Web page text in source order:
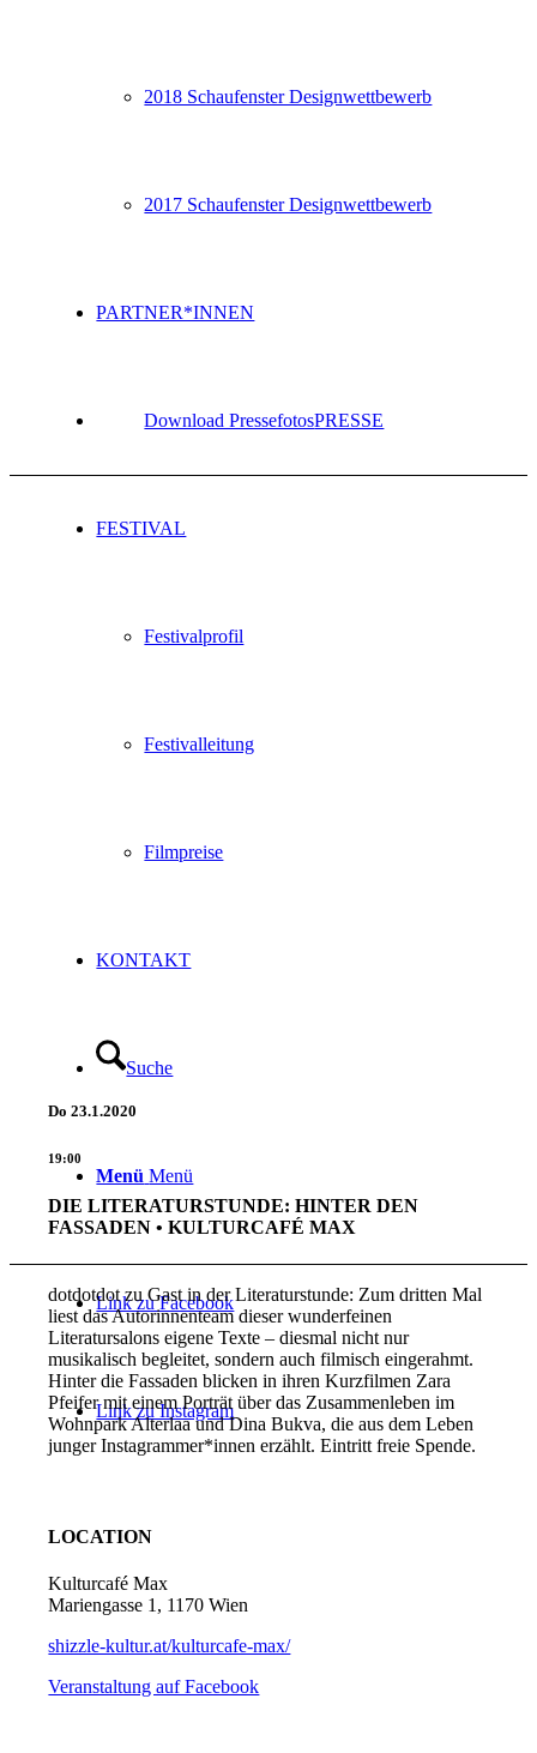
2018 Schaufenster Designwettbewerb
2017 Schaufenster Designwettbewerb
PARTNER*INNEN
PRESSE
Download Pressefotos
FESTIVAL
Festivalprofil
Festivalleitung
Filmpreise
KONTAKT
Suche
Menü Menü
Link zu Facebook
Link zu Instagram
Do 23.1.2020
19:00
DIE LITERATURSTUNDE: HINTER DEN
FASSADEN • KULTURCAFÉ MAX
dotdotdot zu Gast in der Literaturstunde: Zum dritten Mal
liest das Autorinnenteam dieser wunderfeinen
Literatursalons eigene Texte – diesmal nicht nur
musikalisch begleitet, sondern auch filmisch eingerahmt.
Hinter die Fassaden blicken in ihren Kurzfilmen Zara
Pfeifer mit einem Porträt über das Zusammenleben im
Wohnpark Alterlaa und Dina Bukva, die aus dem Leben
junger Instagrammer*innen erzählt. Eintritt freie Spende.
LOCATION
Kulturcafé Max
Mariengasse 1, 1170 Wien
shizzle-kultur.at/kulturcafe-max/
Veranstaltung auf Facebook